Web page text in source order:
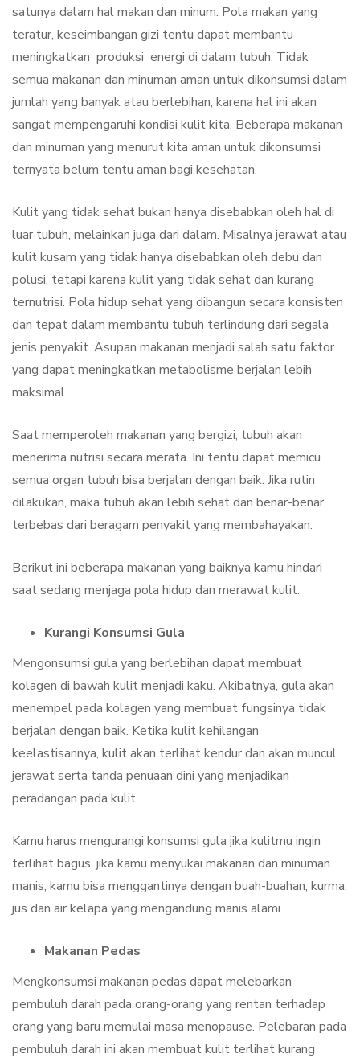
satunya dalam hal makan dan minum. Pola makan yang
teratur, keseimbangan gizi tentu dapat membantu
meningkatkan produksi energi di dalam tubuh. Tidak
semua makanan dan minuman aman untuk dikonsumsi dalam
jumlah yang banyak atau berlebihan, karena hal ini akan
sangat mempengaruhi kondisi kulit kita. Beberapa makanan
dan minuman yang menurut kita aman untuk dikonsumsi
ternyata belum tentu aman bagi kesehatan.
Kulit yang tidak sehat bukan hanya disebabkan oleh hal di
luar tubuh, melainkan juga dari dalam. Misalnya jerawat atau
kulit kusam yang tidak hanya disebabkan oleh debu dan
polusi, tetapi karena kulit yang tidak sehat dan kurang
ternutrisi. Pola hidup sehat yang dibangun secara konsisten
dan tepat dalam membantu tubuh terlindung dari segala
jenis penyakit. Asupan makanan menjadi salah satu faktor
yang dapat meningkatkan metabolisme berjalan lebih
maksimal.
Saat memperoleh makanan yang bergizi, tubuh akan
menerima nutrisi secara merata. Ini tentu dapat memicu
semua organ tubuh bisa berjalan dengan baik. Jika rutin
dilakukan, maka tubuh akan lebih sehat dan benar-benar
terbebas dari beragam penyakit yang membahayakan.
Berikut ini beberapa makanan yang baiknya kamu hindari
saat sedang menjaga pola hidup dan merawat kulit.
Kurangi Konsumsi Gula
Mengonsumsi gula yang berlebihan dapat membuat
kolagen di bawah kulit menjadi kaku. Akibatnya, gula akan
menempel pada kolagen yang membuat fungsinya tidak
berjalan dengan baik. Ketika kulit kehilangan
keelastisannya, kulit akan terlihat kendur dan akan muncul
jerawat serta tanda penuaan dini yang menjadikan
peradangan pada kulit.
Kamu harus mengurangi konsumsi gula jika kulitmu ingin
terlihat bagus, jika kamu menyukai makanan dan minuman
manis, kamu bisa menggantinya dengan buah-buahan, kurma,
jus dan air kelapa yang mengandung manis alami.
Makanan Pedas
Mengkonsumsi makanan pedas dapat melebarkan
pembuluh darah pada orang-orang yang rentan terhadap
orang yang baru memulai masa menopause. Pelebaran pada
pembuluh darah ini akan membuat kulit terlihat kurang